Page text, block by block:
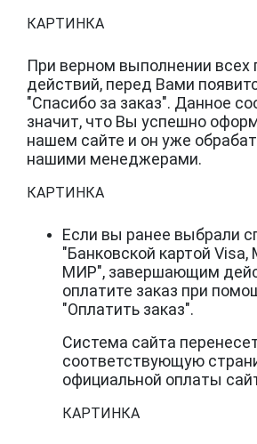
КАРТИНКА
При верном выполнении
действий, перед Вами
"Спасибо за заказ". Данное
значит, что Вы успешно
нашем сайте и он уже
нашими менеджерами.
КАРТИНКА
Если вы ранее выбрали
"Банковской картой Visa,
МИР", завершающим
оплатите заказ при
"Оплатить заказ".
Система сайта
соответствующую
официальной оплаты
КАРТИНКА